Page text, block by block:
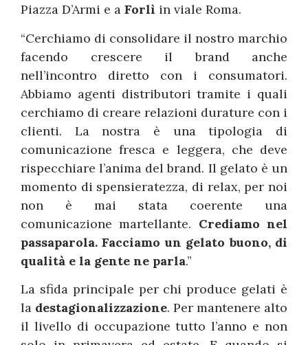
Piazza D’Armi e a Forlì in viale Roma.
“Cerchiamo di consolidare il nostro marchio
facendo crescere il brand anche
nell’incontro diretto con i consumatori.
Abbiamo agenti distributori tramite i quali
cerchiamo di creare relazioni durature con i
clienti. La nostra è una tipologia di
comunicazione fresca e leggera, che deve
rispecchiare l’anima del brand. Il gelato è un
momento di spensieratezza, di relax, per noi
non è mai stata coerente una
comunicazione martellante. Crediamo nel
passaparola. Facciamo un gelato buono, di
qualità e la gente ne parla.”
La sfida principale per chi produce gelati è
la destagionalizzazione. Per mantenere alto
il livello di occupazione tutto l’anno e non